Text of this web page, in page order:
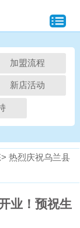
加盟流程
新店活动
热烈庆祝乌兰县
业！预祝生